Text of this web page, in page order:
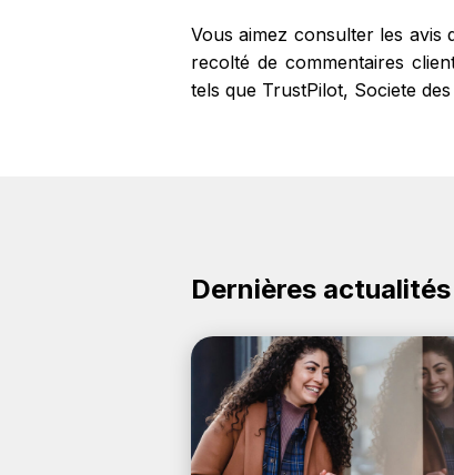
Vous aimez consulter les
recolté de commentaires
tels que TrustPilot, Societe
Dernières actualités